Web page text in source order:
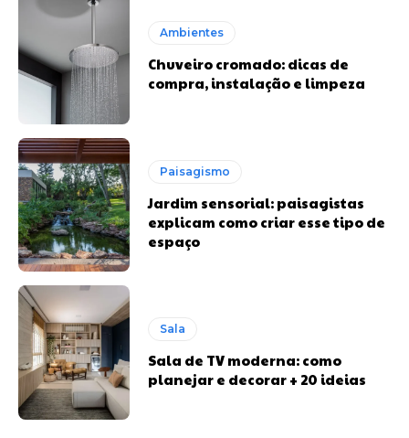
Ambientes
Chuveiro cromado: dicas de
compra, instalação e limpeza
Paisagismo
Jardim sensorial: paisagistas
explicam como criar esse tipo de
espaço
Sala
Sala de TV moderna: como
planejar e decorar + 20 ideias